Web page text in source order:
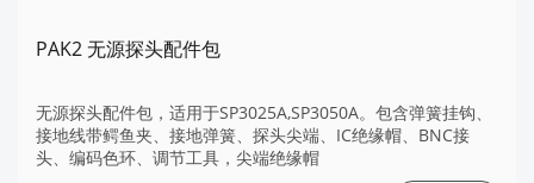
PAK2 无源探头配件包
无源探头配件包，适用于SP3025A,SP3050A。包含弹簧挂钩、
接地线带鳄鱼夹、接地弹簧、探头尖端、IC绝缘帽、BNC接
头、编码色环、调节工具，尖端绝缘帽